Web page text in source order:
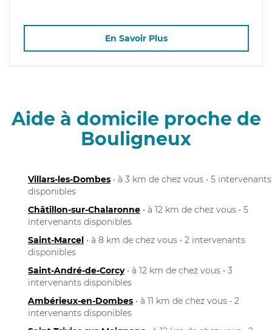
En Savoir Plus
Aide à domicile proche de
Bouligneux
Villars-les-Dombes • à 3 km de chez vous • 5 intervenants
disponibles
Châtillon-sur-Chalaronne • à 12 km de chez vous • 5
intervenants disponibles
Saint-Marcel • à 8 km de chez vous • 2 intervenants
disponibles
Saint-André-de-Corcy• à 12 km de chez vous • 3
intervenants disponibles
Ambérieux-en-Dombes • à 11 km de chez vous • 2
intervenants disponibles